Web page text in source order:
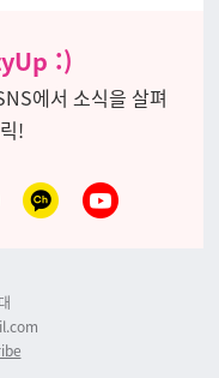
:)
에서 소식을 살펴
!